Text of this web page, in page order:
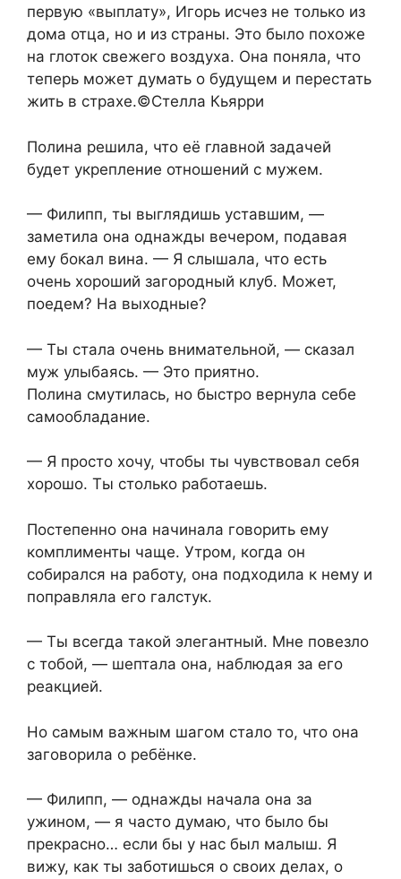
первую «выплату», Игорь исчез не только из
дома отца, но и из страны. Это было похоже
на глоток свежего воздуха. Она поняла, что
теперь может думать о будущем и перестать
жить в страхе.©Стелла Кьярри
Полина решила, что её главной задачей
будет укрепление отношений с мужем.
— Филипп, ты выглядишь уставшим, —
заметила она однажды вечером, подавая
ему бокал вина. — Я слышала, что есть
очень хороший загородный клуб. Может,
поедем? На выходные?
— Ты стала очень внимательной, — сказал
муж улыбаясь. — Это приятно.
Полина смутилась, но быстро вернула себе
самообладание.
— Я просто хочу, чтобы ты чувствовал себя
хорошо. Ты столько работаешь.
Постепенно она начинала говорить ему
комплименты чаще. Утром, когда он
собирался на работу, она подходила к нему и
поправляла его галстук.
— Ты всегда такой элегантный. Мне повезло
с тобой, — шептала она, наблюдая за его
реакцией.
Но самым важным шагом стало то, что она
заговорила о ребёнке.
— Филипп, — однажды начала она за
ужином, — я часто думаю, что было бы
прекрасно… если бы у нас был малыш. Я
вижу, как ты заботишься о своих делах, о